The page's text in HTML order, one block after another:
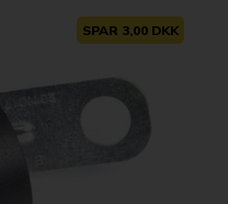
SPAR 3,00 DKK